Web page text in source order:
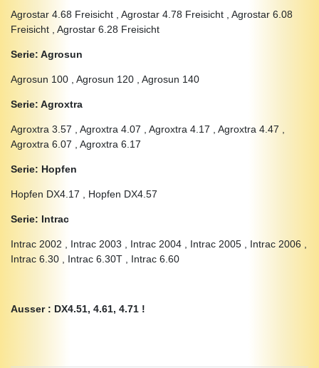
Agrostar 4.68 Freisicht , Agrostar 4.78 Freisicht , Agrostar 6.08
Freisicht , Agrostar 6.28 Freisicht
Serie: Agrosun
Agrosun 100 , Agrosun 120 , Agrosun 140
Serie: Agroxtra
Agroxtra 3.57 , Agroxtra 4.07 , Agroxtra 4.17 , Agroxtra 4.47 ,
Agroxtra 6.07 , Agroxtra 6.17
Serie: Hopfen
Hopfen DX4.17 , Hopfen DX4.57
Serie: Intrac
Intrac 2002 , Intrac 2003 , Intrac 2004 , Intrac 2005 , Intrac 2006 ,
Intrac 6.30 , Intrac 6.30T , Intrac 6.60
Ausser : DX4.51, 4.61, 4.71 !